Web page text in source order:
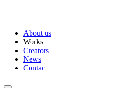
About us
Works
Creators
News
Contact